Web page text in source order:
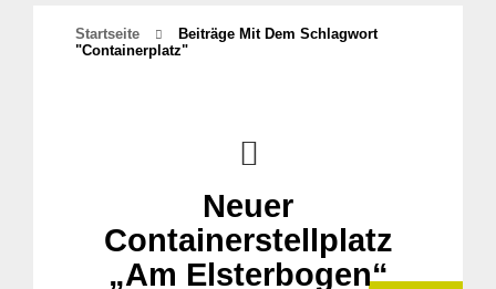
Startseite
Beiträge Mit Dem Schlagwort
"containerplatz"
Neuer
Containerstellplatz
„Am Elsterbogen“